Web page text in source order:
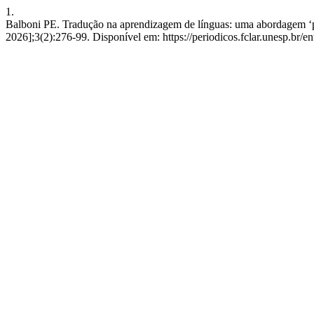
1.
Balboni PE. Tradução na aprendizagem de línguas: uma abordagem
2026];3(2):276-99. Disponível em: https://periodicos.fclar.unesp.br/